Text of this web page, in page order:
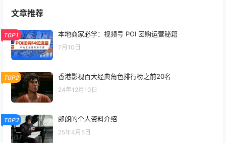
文章推荐
TOP1 本地商家必学：视频号 POI 团购运营秘籍
7月10日
TOP2 香港影视百大经典角色排行榜之前20名
24年12月10日
TOP3 郎朗的个人资料介绍
25年4月5日